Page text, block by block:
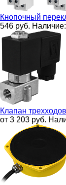
Кнопочный
546 руб. Наличие:
Клапан
от 3 203 руб.